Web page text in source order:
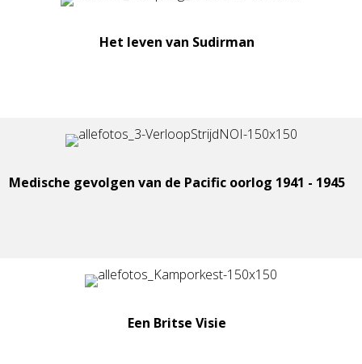
Het leven van Sudirman
Medische gevolgen van de Pacific oorlog 1941 - 1945
Een Britse Visie